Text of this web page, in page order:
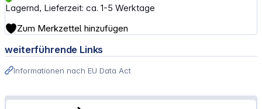
Lagernd, Lieferzeit: ca. 1-5 Werktage
Zum Merkzettel hinzufügen
weiterführende Links
Informationen nach EU Data Act